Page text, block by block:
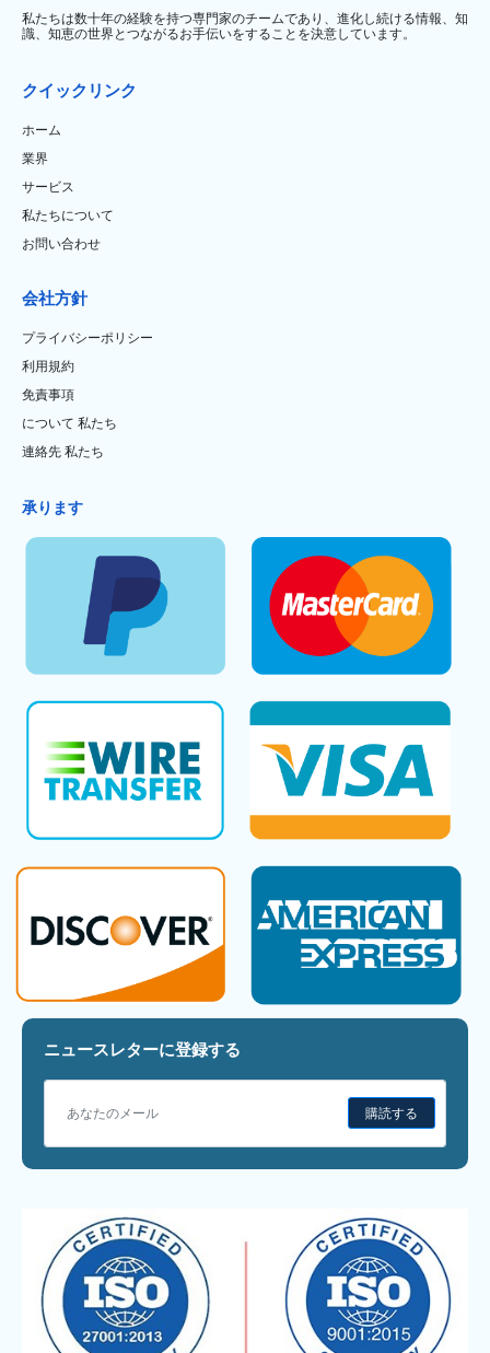
私たちは数十年の経験を持つ専門家のチームであり、進化し続ける情報、知
識、知恵の世界とつながるお手伝いをすることを決意しています。
クイックリンク
ホーム
業界
サービス
私たちについて
お問い合わせ
会社方針
プライバシーポリシー
利用規約
免責事項
について 私たち
連絡先 私たち
承ります
ニュースレターに登録する
購読する